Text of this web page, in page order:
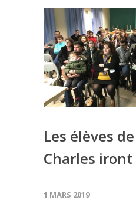
Les élèves
Charles iront
1 MARS 2019